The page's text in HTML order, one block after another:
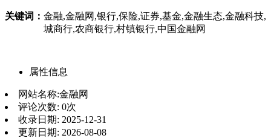
关键词： 金融,金融网,银行,保险,证券,基金,金融生态,金融科技,
城商行,农商银行,村镇银行,中国金融网
属性信息
网站名称:金融网
评论次数: 0次
收录日期: 2025-12-31
更新日期: 2026-08-08